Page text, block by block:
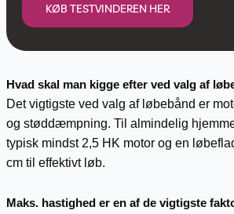
KØB TESTVINDEREN HER
Hvad skal man kigge efter ved valg af
Det vigtigste ved valg af løbebånd er
og støddæmpning. Til almindelig
typisk mindst 2,5 HK motor og en
cm til effektivt løb.
Maks. hastighed er en af de vigtigste